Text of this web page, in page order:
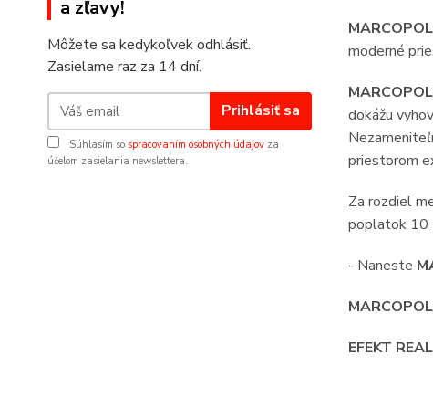
a zľavy!
Môžete sa kedykoľvek odhlásiť.
Zasielame raz za 14 dní.
Prihlásiť sa
Súhlasím so spracovaním osobných údajov za
účelom zasielania newslettera.
moderné
dokážu
priestorom
Za rozdiel
poplatok 10
- Naneste
EFEKT REAL